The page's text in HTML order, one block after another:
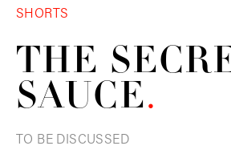
SHORTS
THE
SAUCE.
TO BE DISCUSSED